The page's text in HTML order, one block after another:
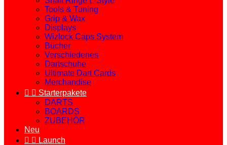
Tools & Tuning
Grip & Wax
Displays
Wizlock Caps System
Bücher
Verschiedenes
Dartschuhe
Ultimate Dart Cards
Merchandise
  Starterpakete
DARTS
BOARDS
ZUBEHÖR
Neu
  Launch